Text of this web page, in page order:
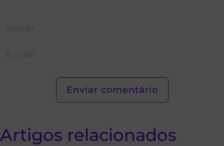
Artigos relacionados